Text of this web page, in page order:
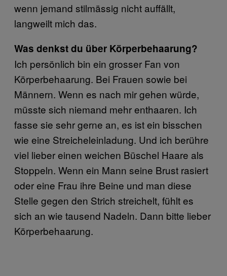
wenn jemand stilmässig nicht auffällt,
langweilt mich das.
Was denkst du über Körperbehaarung?
Ich persönlich bin ein grosser Fan von
Körperbehaarung. Bei Frauen sowie bei
Männern. Wenn es nach mir gehen würde,
müsste sich niemand mehr enthaaren. Ich
fasse sie sehr gerne an, es ist ein bisschen
wie eine Streicheleinladung. Und ich berühre
viel lieber einen weichen Büschel Haare als
Stoppeln. Wenn ein Mann seine Brust rasiert
oder eine Frau ihre Beine und man diese
Stelle gegen den Strich streichelt, fühlt es
sich an wie tausend Nadeln. Dann bitte lieber
Körperbehaarung.